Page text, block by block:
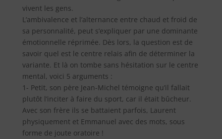
vivent les gens.
L’ambivalence et l’alternance entre chaud et froid de
sa personnalité, peut s’expliquer par une dominante
émotionnelle réprimée. Dès lors, la question est de
savoir quel est le centre relais afin de déterminer la
variante. Et là on tombe sans hésitation sur le centre
mental, voici 5 arguments :
1- Petit, son père Jean-Michel témoigne qu’il fallait
plutôt l’inciter à faire du sport, car il était bûcheur.
Avec son frère ils se battaient parfois, Laurent
physiquement et Emmanuel avec des mots, sous
forme de joute oratoire !